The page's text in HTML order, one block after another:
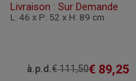
Livraison : Sur Demande
L: 46 x P: 52 x H: 89 cm
à.p.d.€111,50€ 89,25